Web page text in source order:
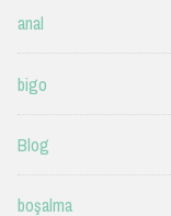
anal
bigo
Blog
boşalma